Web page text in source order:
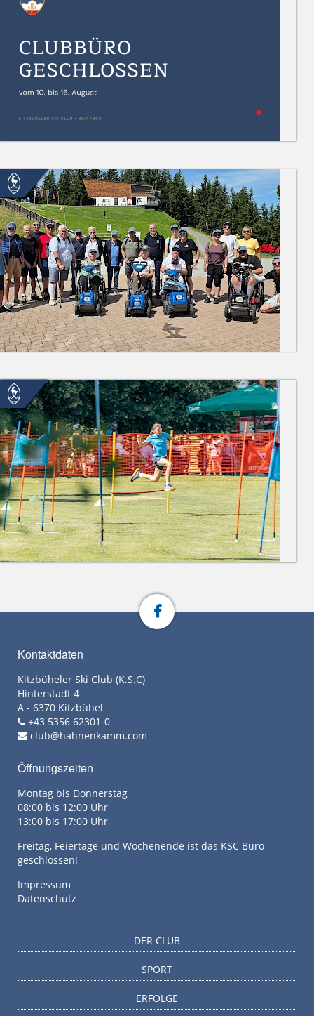
Kontaktdaten
Kitzbüheler Ski Club (K.S.C)
Hinterstadt 4
A - 6370 Kitzbühel
+43 5356 62301-0
club@hahnenkamm.com
Öffnungszeiten
Montag bis Donnerstag
08:00 bis 12:00 Uhr
13:00 bis 17:00 Uhr
Freitag, Feiertage und Wochenende ist das KSC Büro
geschlossen!
Impressum
Datenschutz
DER CLUB
SPORT
ERFOLGE